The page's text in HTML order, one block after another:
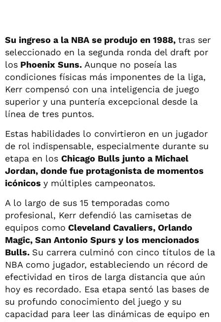
Su ingreso a la NBA se produjo en 1988, tras ser
seleccionado en la segunda ronda del draft por
los Phoenix Suns. Aunque no poseía las
condiciones físicas más imponentes de la liga,
Kerr compensó con una inteligencia de juego
superior y una puntería excepcional desde la
línea de tres puntos.
Estas habilidades lo convirtieron en un jugador
de rol indispensable, especialmente durante su
etapa en los Chicago Bulls junto a Michael
Jordan, donde fue protagonista de momentos
icónicos y múltiples campeonatos.
A lo largo de sus 15 temporadas como
profesional, Kerr defendió las camisetas de
equipos como Cleveland Cavaliers, Orlando
Magic, San Antonio Spurs y los mencionados
Bulls. Su carrera culminó con cinco títulos de la
NBA como jugador, estableciendo un récord de
efectividad en tiros de larga distancia que aún
hoy es recordado. Esa etapa sentó las bases de
su profundo conocimiento del juego y su
capacidad para leer las dinámicas de equipo en